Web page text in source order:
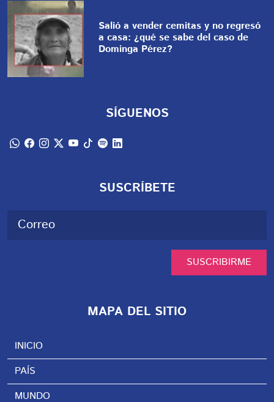
Salió a vender cemitas y no regresó
a casa: ¿qué se sabe del caso de
Dominga Pérez?
SÍGUENOS
SUSCRÍBETE
SUSCRIBIRME
MAPA DEL SITIO
INICIO
PAÍS
MUNDO